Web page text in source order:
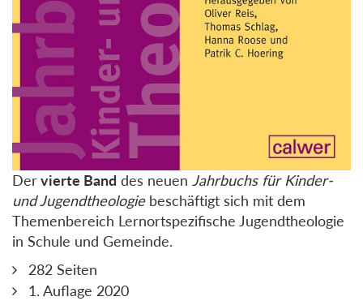
Dervierte Band des neuen Jahrbuchs für Kinder-
und Jugendtheologiebeschäftigt sich mit dem
Themenbereich Lernortspezifische Jugendtheologie
in Schule und Gemeinde.
282 Seiten
1. Auflage 2020